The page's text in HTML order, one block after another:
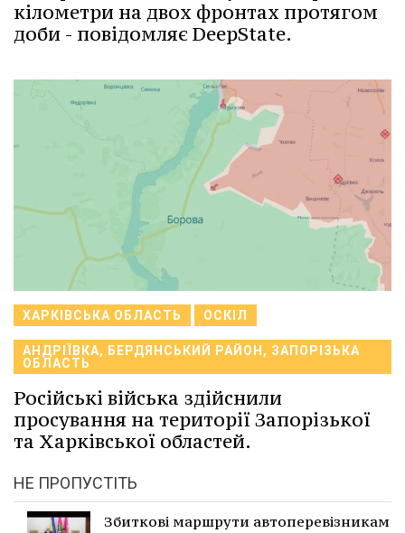
кілометри на двох фронтах протягом
доби - повідомляє DeepState.
ХАРКІВСЬКА ОБЛАСТЬ ОСКІЛ
АНДРІЇВКА, БЕРДЯНСЬКИЙ РАЙОН, ЗАПОРІЗЬКА
ОБЛАСТЬ
Російські війська здійснили
просування на території Запорізької
та Харківської областей.
НЕ ПРОПУСТІТЬ
Збиткові маршрути автоперевізникам